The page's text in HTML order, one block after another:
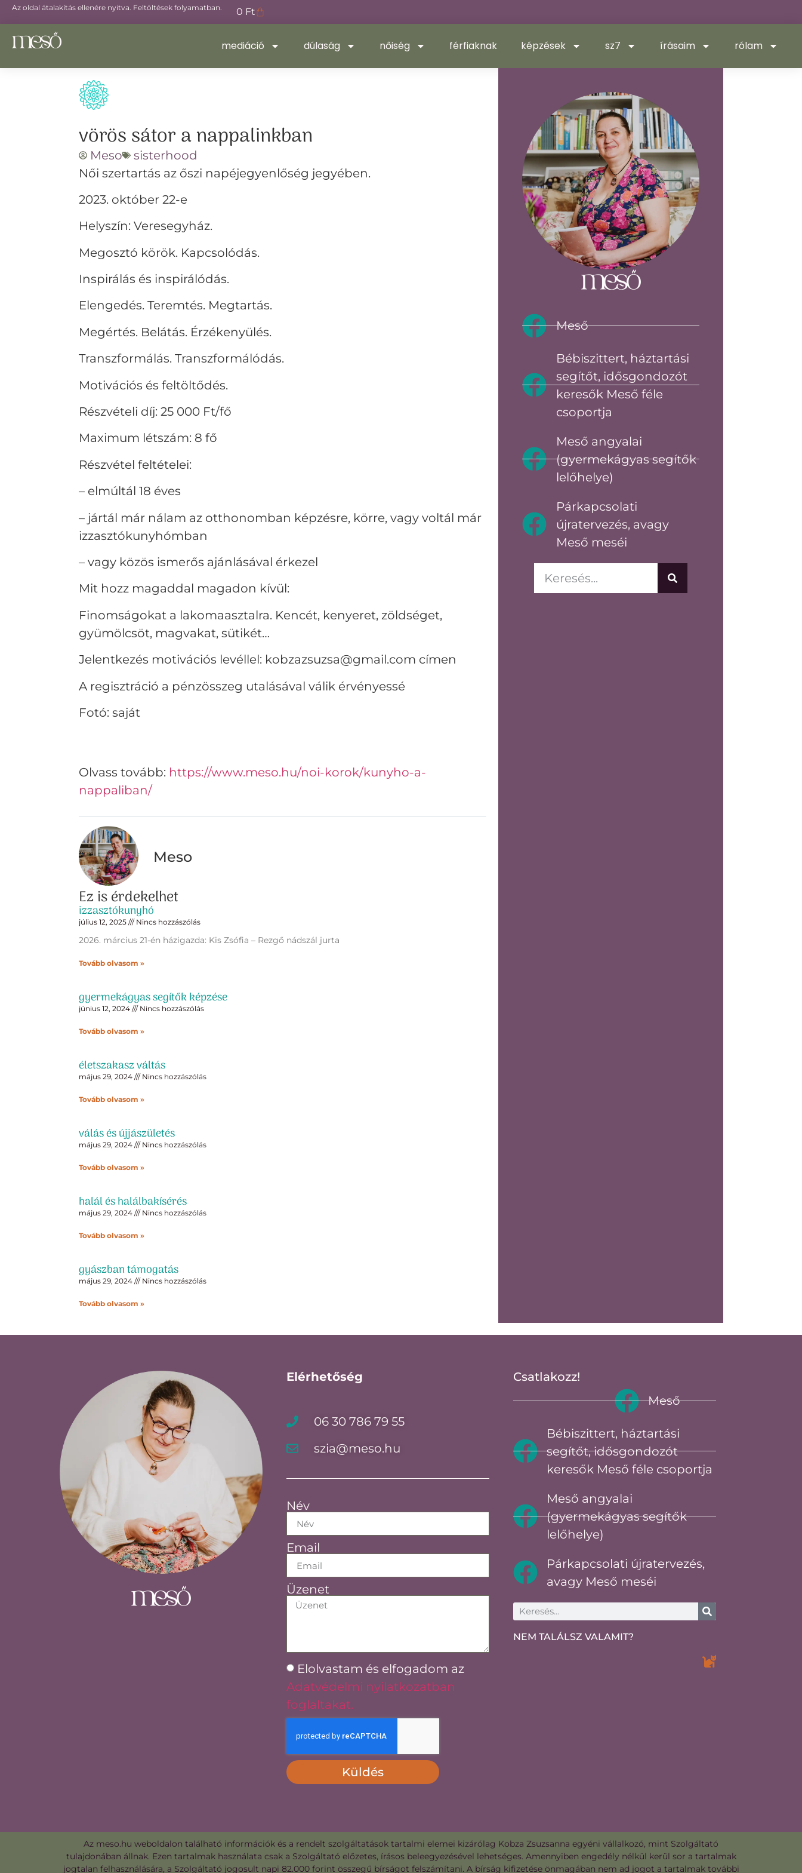
Az oldal átalakítás ellenére nyitva. Feltöltések folyamatban. 0 Ft
mediáció dúlaság nőiség férfiaknak képzések sz7 írásaim rólam
vörös sátor a nappalinkban
Meso
sisterhood
Női szertartás az őszi napéjegyenlőség jegyében.
2023. október 22-e
Helyszín: Veresegyház.
Megosztó körök. Kapcsolódás.
Inspirálás és inspirálódás.
Elengedés. Teremtés. Megtartás.
Megértés. Belátás. Érzékenyülés.
Transzformálás. Transzformálódás.
Motivációs és feltöltődés.
Részvételi díj: 25 000 Ft/fő
Maximum létszám: 8 fő
Részvétel feltételei:
– elmúltál 18 éves
– jártál már nálam az otthonomban képzésre, körre, vagy voltál már
izzasztókunyhómban
– vagy közös ismerős ajánlásával érkezel
Mit hozz magaddal magadon kívül:
Finomságokat a lakomaasztalra. Kencét, kenyeret, zöldséget,
gyümölcsöt, magvakat, sütikét…
Jelentkezés motivációs levéllel: kobzazsuzsa@gmail.com címen
A regisztráció a pénzösszeg utalásával válik érvényessé
Fotó: saját
Olvass tovább: https://www.meso.hu/noi-korok/kunyho-a-
nappaliban/
Meso
Ez is érdekelhet
izzasztókunyhó
július 12, 2025 Nincs hozzászólás
2026. március 21-én házigazda: Kis Zsófia – Rezgő nádszál jurta
Tovább olvasom »
gyermekágyas segítők képzése
június 12, 2024 Nincs hozzászólás
Tovább olvasom »
életszakasz váltás
május 29, 2024 Nincs hozzászólás
Tovább olvasom »
válás és újjászületés
május 29, 2024 Nincs hozzászólás
Tovább olvasom »
halál és halálbakísérés
május 29, 2024 Nincs hozzászólás
Tovább olvasom »
gyászban támogatás
május 29, 2024 Nincs hozzászólás
Tovább olvasom »
Meső
Bébiszittert, háztartási
segítőt, idősgondozót
keresők Meső féle
csoportja
Meső angyalai
(gyermekágyas segítők
lelőhelye)
Párkapcsolati
újratervezés, avagy
Meső meséi
Elérhetőség
06 30 786 79 55
szia@meso.hu
Név
Email
Üzenet
Elolvastam és elfogadom az
Adatvédelmi nyilatkozatban
foglaltakat.
Küldés
Csatlakozz!
Meső
Bébiszittert, háztartási
segítőt, idősgondozót
keresők Meső féle csoportja
Meső angyalai
(gyermekágyas segítők
lelőhelye)
Párkapcsolati újratervezés,
avagy Meső meséi
NEM TALÁLSZ VALAMIT?
Az meso.hu weboldalon található információk és a rendelt szolgáltatások tartalmi elemei kizárólag Kobza Zsuzsanna egyéni vállalkozó, mint Szolgáltató
tulajdonában állnak. Ezen tartalmak használata csak a Szolgáltató előzetes, írásos beleegyezésével lehetséges. Amennyiben engedély nélkül kerül sor a tartalmak
jogtalan felhasználására, a Szolgáltató jogosult napi 82.000 forint összegű bírságot felszámítani. A bírság kifizetése önmagában nem ad jogot a tartalmak további